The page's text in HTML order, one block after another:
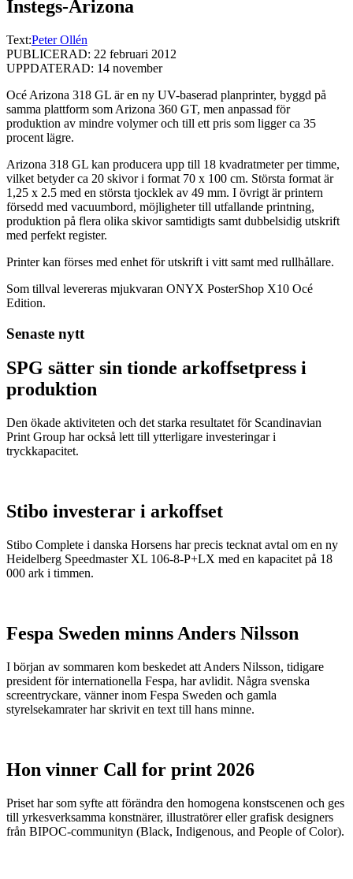
Instegs-Arizona
Text:Peter Ollén
PUBLICERAD: 22 februari 2012
UPPDATERAD: 14 november
Océ Arizona 318 GL är en ny UV-baserad planprinter, byggd på
samma plattform som Arizona 360 GT, men anpassad för
produktion av mindre volymer och till ett pris som ligger ca 35
procent lägre.
Arizona 318 GL kan producera upp till 18 kvadratmeter per timme,
vilket betyder ca 20 skivor i format 70 x 100 cm. Största format är
1,25 x 2.5 med en största tjocklek av 49 mm. I övrigt är printern
försedd med vacuumbord, möjligheter till utfallande printning,
produktion på flera olika skivor samtidigts samt dubbelsidig utskrift
med perfekt register.
Printer kan förses med enhet för utskrift i vitt samt med rullhållare.
Som tillval levereras mjukvaran ONYX PosterShop X10 Océ
Edition.
Senaste nytt
SPG sätter sin tionde arkoffsetpress i
produktion
Den ökade aktiviteten och det starka resultatet för Scandinavian
Print Group har också lett till ytterligare investeringar i
tryckkapacitet.
Stibo investerar i arkoffset
Stibo Complete i danska Horsens har precis tecknat avtal om en ny
Heidelberg Speedmaster XL 106-8-P+LX med en kapacitet på 18
000 ark i timmen.
Fespa Sweden minns Anders Nilsson
I början av sommaren kom beskedet att Anders Nilsson, tidigare
president för internationella Fespa, har avlidit. Några svenska
screentryckare, vänner inom Fespa Sweden och gamla
styrelsekamrater har skrivit en text till hans minne.
Hon vinner Call for print 2026
Priset har som syfte att förändra den homogena konstscenen och ges
till yrkesverksamma konstnärer, illustratörer eller grafisk designers
från BIPOC-communityn (Black, Indigenous, and People of Color).